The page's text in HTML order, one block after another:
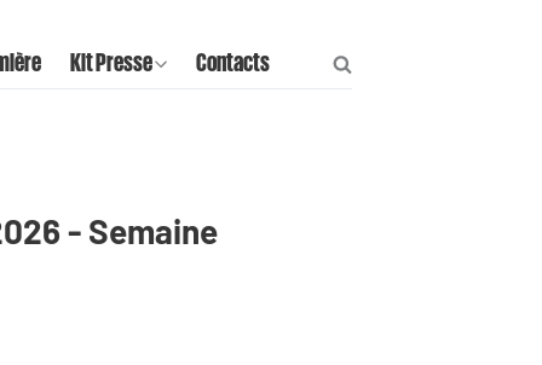
Kit Presse Contacts
- Semaine